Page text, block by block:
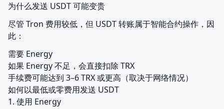
为什么发送 USDT 可能变贵
尽管 Tron 费用较低，但 USDT 转账属于智能合约操作，因
此：
需要 Energy
如果 Energy 不足，会直接扣除 TRX
手续费可能达到 3–6 TRX 或更高（取决于网络情况）
如何以最低或零费用发送 USDT
1. 使用 Energy